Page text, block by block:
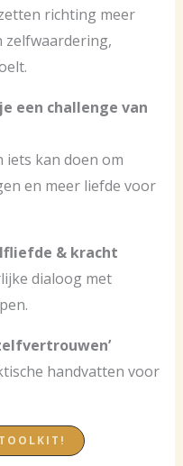
richting meer
zelfwaardering,
een challenge van
kan doen om
en meer liefde voor
& kracht
dialoog met
handvatten voor